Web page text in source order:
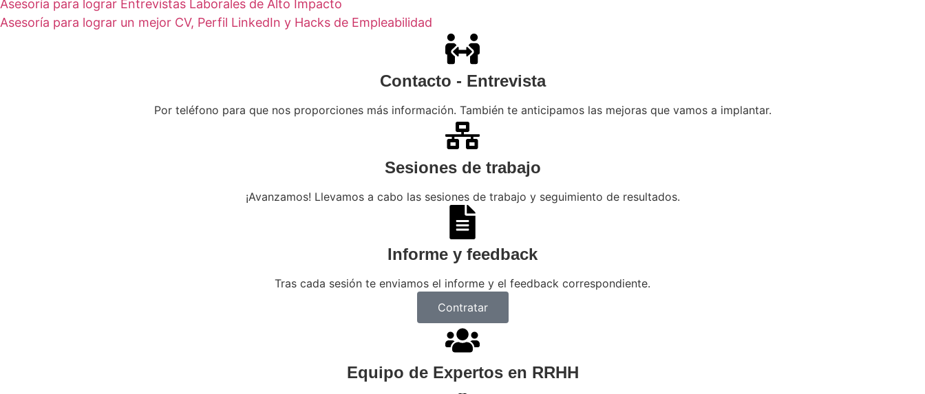
Asesoría para lograr Entrevistas Laborales de Alto Impacto
Asesoría para lograr un mejor CV, Perfil LinkedIn y Hacks de Empleabilidad
Contacto - Entrevista
Por teléfono para que nos proporciones más información. También te anticipamos las mejoras que vamos a implantar.
Sesiones de trabajo
¡Avanzamos! Llevamos a cabo las sesiones de trabajo y seguimiento de resultados.
Informe y feedback
Tras cada sesión te enviamos el informe y el feedback correspondiente.
Contratar
Equipo de Expertos en RRHH